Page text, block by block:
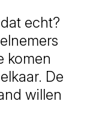
echt?
komen
De
willen